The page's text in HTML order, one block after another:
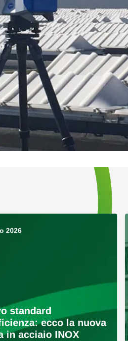
2026
standard
ecco la nuova
in acciaio INOX